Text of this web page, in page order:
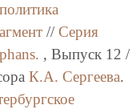
// Серия
, Выпуск 12 /
К.А. Сергеева.